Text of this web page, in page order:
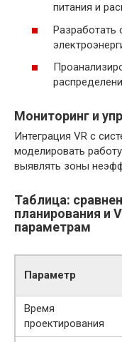
питания и
Разработать
Мониторинг и
Интеграция VR с
моделировать
выявлять зоны
Таблица:
планирования и
параметрам
Параметр
Время
проектирования